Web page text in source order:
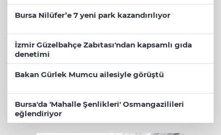
Bursa Nilüfer’e 7 yeni park kazandırılıyor
İzmir Güzelbahçe Zabıtası'ndan kapsamlı gıda
denetimi
Bakan Gürlek Mumcu ailesiyle görüştü
Bursa'da 'Mahalle Şenlikleri' Osmangazilileri
eğlendiriyor